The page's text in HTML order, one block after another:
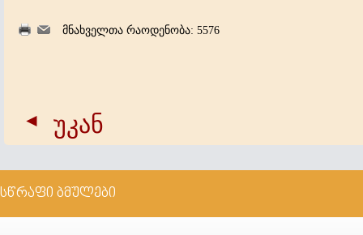
მნახველთა რაოდენობა: 5576
უკან
სწრაფი ბმულები